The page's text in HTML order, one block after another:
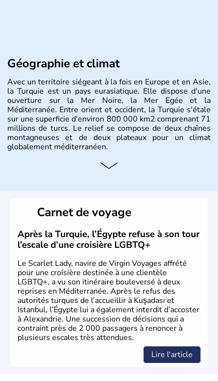
Géographie et climat
Avec un territoire siégeant à la fois en Europe et en Asie,
la Turquie est un pays eurasiatique. Elle dispose d'une
ouverture sur la Mer Noire, la Mer Egée et la
Méditerranée. Entre orient et occident, la Turquie s'étale
sur une superficie d'environ 800 000 km2 comprenant 71
millions de turcs. Le relief se compose de deux chaînes
montagneuses et de deux plateaux pour un climat
globalement méditerranéen.
Histoire et administration
qui constitueront en 1299 les fondations de l'Empire
ottoman. Après avoir rattaché l'Anatolie et la Thrace
orientale au territoire turc, la République est proclamée
le 29 octobre 1923. Ankara remplace alors Istanbul au
titre de capitale du pays.
Carnet de voyage
Après la Turquie, l’Égypte refuse à son tour
l’escale d’une croisière LGBTQ+
Le Scarlet Lady, navire de Virgin Voyages affrété
pour une croisière destinée à une clientèle
LGBTQ+, a vu son itinéraire bouleversé à deux
reprises en Méditerranée. Après le refus des
autorités turques de l’accueillir à Kuşadası et
Istanbul, l’Égypte lui a également interdit d’accoster
à Alexandrie. Une succession de décisions qui a
contraint près de 2 000 passagers à renoncer à
plusieurs escales très attendues.
Lire l'article